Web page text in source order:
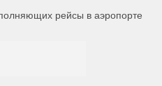
рейсы в аэропорте